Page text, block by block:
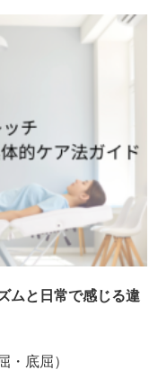
ムと日常で感じる違
・底屈）